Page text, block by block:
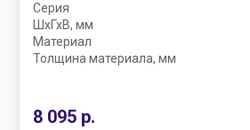
Серия
ШхГхВ, мм
Материал
Толщина материала, мм
8 095 р.